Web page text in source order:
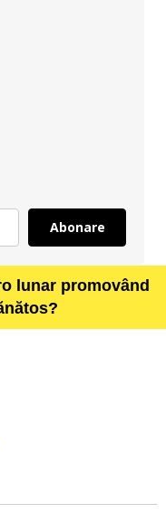
Abonare
lunar promovând